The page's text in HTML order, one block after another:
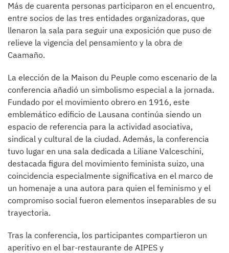
Más de cuarenta personas participaron en el encuentro,
entre socios de las tres entidades organizadoras, que
llenaron la sala para seguir una exposición que puso de
relieve la vigencia del pensamiento y la obra de
Caamaño.
La elección de la Maison du Peuple como escenario de la
conferencia añadió un simbolismo especial a la jornada.
Fundado por el movimiento obrero en 1916, este
emblemático edificio de Lausana continúa siendo un
espacio de referencia para la actividad asociativa,
sindical y cultural de la ciudad. Además, la conferencia
tuvo lugar en una sala dedicada a Liliane Valceschini,
destacada figura del movimiento feminista suizo, una
coincidencia especialmente significativa en el marco de
un homenaje a una autora para quien el feminismo y el
compromiso social fueron elementos inseparables de su
trayectoria.
Tras la conferencia, los participantes compartieron un
aperitivo en el bar-restaurante de AIPES y